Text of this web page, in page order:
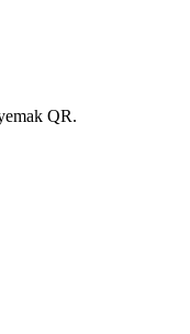
QR.